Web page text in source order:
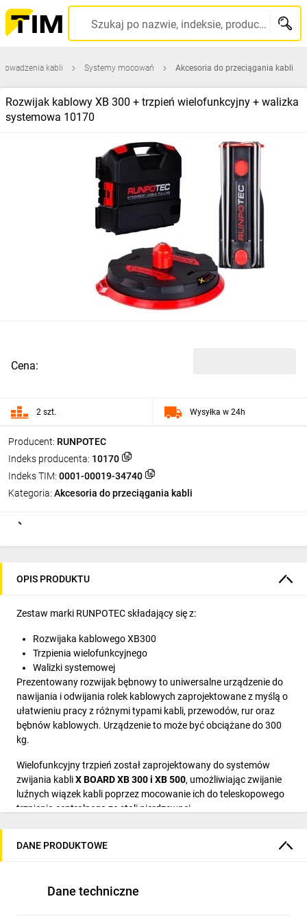
Szukaj po nazwie, indeksie, producencie, kodzie kreskowym...
kabli Systemy mocowań Akcesoria do przeciągania kabli
Rozwijak kablowy XB 300 + trzpień wielofunkcyjny + walizka
systemowa 10170
Producent: RUNPOTEC
Indeks producenta: 10170
Indeks TIM: 0001-00019-34740
Kategoria: Akcesoria do przeciągania kabli
Cena:
2 szt. Wysyłka w 24h
OPIS PRODUKTU
Zestaw marki RUNPOTEC składający się z:
Rozwijaka kablowego XB300
Trzpienia wielofunkcyjnego
Walizki systemowej
Prezentowany rozwijak bębnowy to uniwersalne urządzenie do
nawijania i odwijania rolek kablowych zaprojektowane z myślą o
ułatwieniu pracy z różnymi typami kabli, przewodów, rur oraz
bębnów kablowych. Urządzenie to może być obciążane do 300
kg.
Wielofunkcyjny trzpień został zaprojektowany do systemów
zwijania kabliX BOARD XB 300 i XB 500, umożliwiając zwijanie
luźnych wiązek kabli poprzez mocowanie ich do teleskopowego
trzpienia centralnego ze stali nierdzewnej.
DANE PRODUKTOWE
Dane techniczne